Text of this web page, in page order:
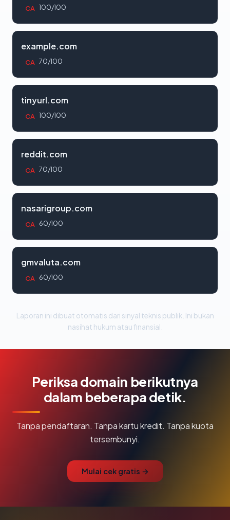
CA 100/100
example.com
CA 70/100
tinyurl.com
CA 100/100
reddit.com
CA 70/100
nasarigroup.com
CA 60/100
gmvaluta.com
CA 60/100
Laporan ini dibuat otomatis dari sinyal teknis publik. Ini bukan
nasihat hukum atau finansial.
Periksa domain berikutnya
dalam beberapa detik.
Tanpa pendaftaran. Tanpa kartu kredit. Tanpa kuota
tersembunyi.
Mulai cek gratis →